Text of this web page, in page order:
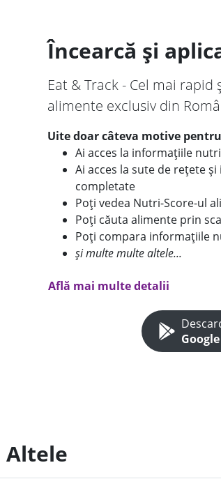
Încearcă și
Eat & Track - Cel mai
alimente exclusiv din
Uite doar câteva motive
Ai acces la informațiile
Ai acces la sute de rețete
completate
Poți vedea Nutri-Score-ul
Poți căuta alimente prin
Poți compara informațiile
și multe multe altele...
Află mai multe detalii
Altele